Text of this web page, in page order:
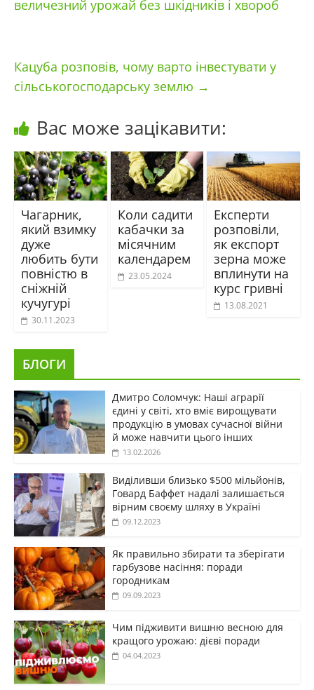
величезний урожай без шкідників і хвороб
Кацуба розповів, чому варто інвестувати у
сільськогосподарську землю →
Вас може зацікавити:
Чагарник,
який взимку
дуже
любить бути
повністю в
сніжній
кучугурі
30.11.2023
Коли садити
кабачки за
місячним
календарем
23.05.2024
Експерти
розповіли,
як експорт
зерна може
вплинути на
курс гривні
13.08.2021
БЛОГИ
Дмитро Соломчук: Наші аграрії
єдині у світі, хто вміє вирощувати
продукцію в умовах сучасної війни
й може навчити цього інших
13.02.2026
Виділивши близько $500 мільйонів,
Говард Баффет надалі залишається
вірним своєму шляху в Україні
09.12.2023
Як правильно збирати та зберігати
гарбузове насіння: поради
городникам
09.09.2023
Чим підживити вишню весною для
кращого урожаю: дієві поради
04.04.2023